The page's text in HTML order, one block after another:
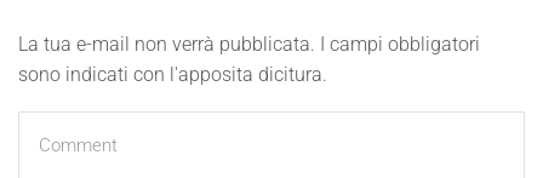
La tua e-mail non verrà pubblicata. I campi obbligatori
sono indicati con l'apposita dicitura.